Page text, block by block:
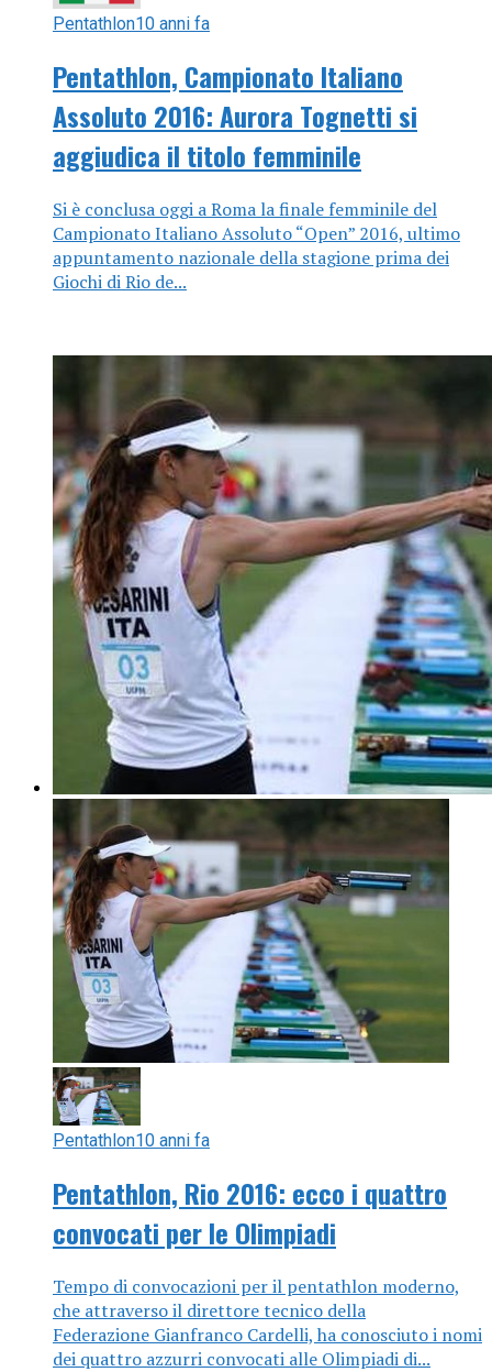
Pentathlon10 anni fa
Pentathlon, Campionato Italiano
Assoluto 2016: Aurora Tognetti si
aggiudica il titolo femminile
Si è conclusa oggi a Roma la finale femminile del
Campionato Italiano Assoluto “Open” 2016, ultimo
appuntamento nazionale della stagione prima dei
Giochi di Rio de...
Pentathlon10 anni fa
Pentathlon, Rio 2016: ecco i quattro
convocati per le Olimpiadi
Tempo di convocazioni per il pentathlon moderno,
che attraverso il direttore tecnico della
Federazione Gianfranco Cardelli, ha conosciuto i nomi
dei quattro azzurri convocati alle Olimpiadi di...